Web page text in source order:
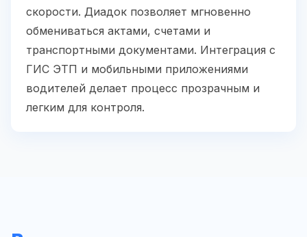
скорости. Диадок позволяет мгновенно
обмениваться актами, счетами и
транспортными документами. Интеграция с
ГИС ЭТП и мобильными приложениями
водителей делает процесс прозрачным и
легким для контроля.